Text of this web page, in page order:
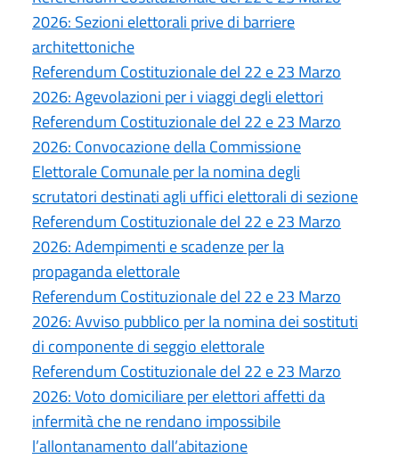
2026: Sezioni elettorali prive di barriere
architettoniche
Referendum Costituzionale del 22 e 23 Marzo
2026: Agevolazioni per i viaggi degli elettori
Referendum Costituzionale del 22 e 23 Marzo
2026: Convocazione della Commissione
Elettorale Comunale per la nomina degli
scrutatori destinati agli uffici elettorali di sezione
Referendum Costituzionale del 22 e 23 Marzo
2026: Adempimenti e scadenze per la
propaganda elettorale
Referendum Costituzionale del 22 e 23 Marzo
2026: Avviso pubblico per la nomina dei sostituti
di componente di seggio elettorale
Referendum Costituzionale del 22 e 23 Marzo
2026: Voto domiciliare per elettori affetti da
infermità che ne rendano impossibile
l’allontanamento dall’abitazione